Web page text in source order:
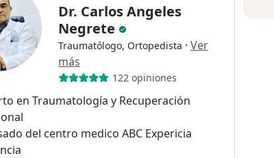
Dr. Carlos Angeles
Negrete
Traumatólogo, Ortopedista · Ver
más
122 opiniones
en Traumatología y Recuperación
del centro medico ABC Expericia